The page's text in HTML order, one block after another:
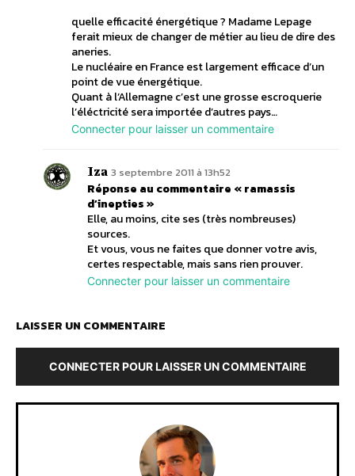
quelle efficacité énergétique ? Madame Lepage
ferait mieux de changer de métier au lieu de dire des
aneries.
Le nucléaire en France est largement efficace d’un
point de vue énergétique.
Quant à l’Allemagne c’est une grosse escroquerie
l’éléctricité sera importée d’autres pays…
Connecter pour laisser un commentaire
Iza 3 septembre 2011 à 13h52
Réponse au commentaire « ramassis
d’inepties »
Elle, au moins, cite ses (très nombreuses)
sources.
Et vous, vous ne faites que donner votre avis,
certes respectable, mais sans rien prouver.
Connecter pour laisser un commentaire
LAISSER UN COMMENTAIRE
CONNECTER POUR LAISSER UN COMMENTAIRE